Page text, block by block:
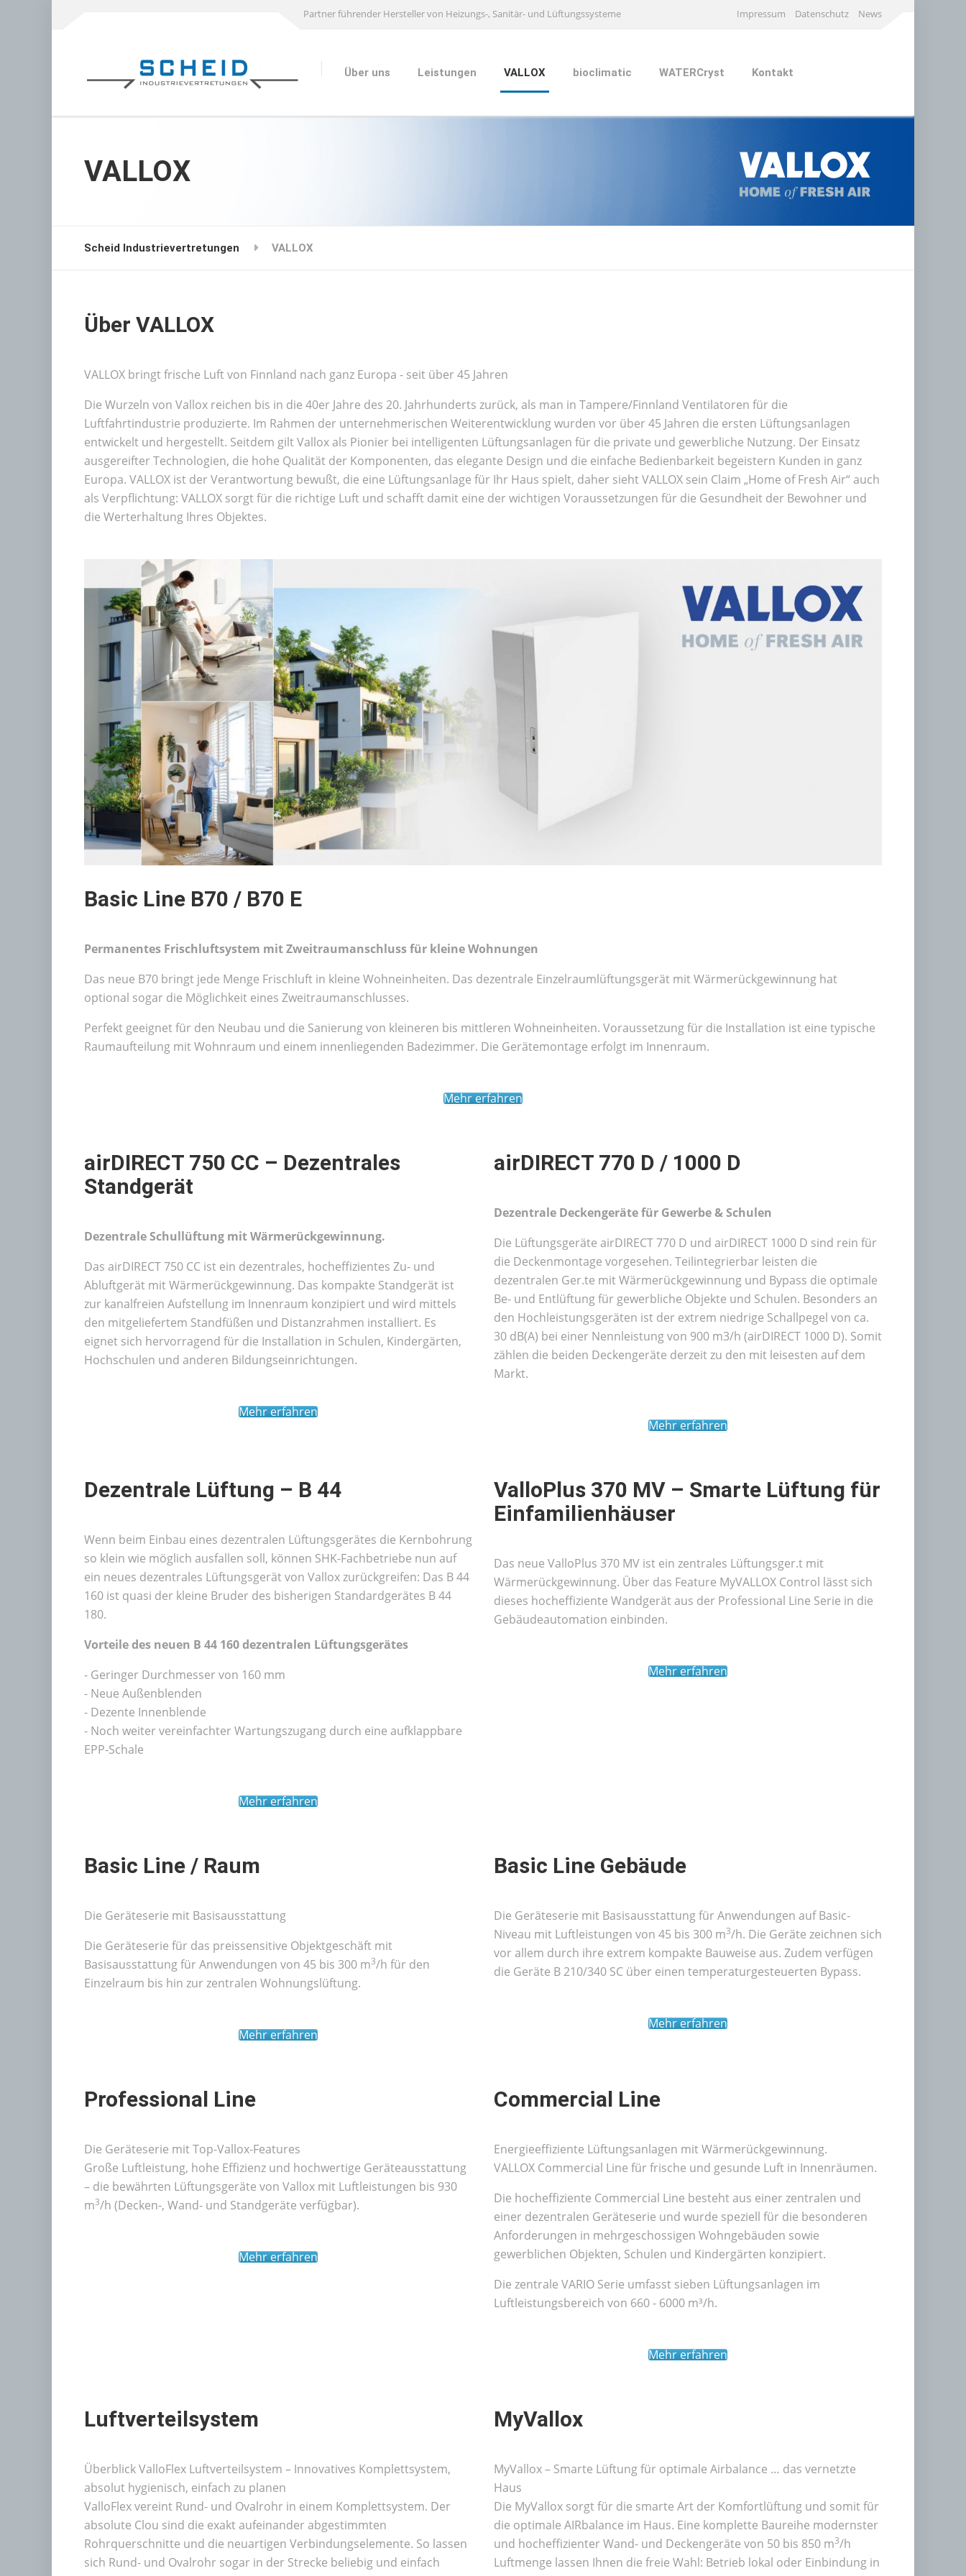
Partner führender Hersteller von Heizungs-, Sanitär- und Lüftungssysteme Impressum Datenschutz News
Über uns Leistungen VALLOX bioclimatic WATERCryst Kontakt
VALLOX
Scheid Industrievertretungen VALLOX
Über VALLOX
VALLOX bringt frische Luft von Finnland nach ganz Europa - seit über 45 Jahren
Die Wurzeln von Vallox reichen bis in die 40er Jahre des 20. Jahrhunderts zurück, als man in Tampere/Finnland Ventilatoren für die
Luftfahrtindustrie produzierte. Im Rahmen der unternehmerischen Weiterentwicklung wurden vor über 45 Jahren die ersten Lüftungsanlagen
entwickelt und hergestellt. Seitdem gilt Vallox als Pionier bei intelligenten Lüftungsanlagen für die private und gewerbliche Nutzung. Der Einsatz
ausgereifter Technologien, die hohe Qualität der Komponenten, das elegante Design und die einfache Bedienbarkeit begeistern Kunden in ganz
Europa. VALLOX ist der Verantwortung bewußt, die eine Lüftungsanlage für Ihr Haus spielt, daher sieht VALLOX sein Claim „Home of Fresh Air“ auch
als Verpflichtung: VALLOX sorgt für die richtige Luft und schafft damit eine der wichtigen Voraussetzungen für die Gesundheit der Bewohner und
die Werterhaltung Ihres Objektes.
Basic Line B70 / B70 E
Permanentes Frischluftsystem mit Zweitraumanschluss für kleine Wohnungen
Das neue B70 bringt jede Menge Frischluft in kleine Wohneinheiten. Das dezentrale Einzelraumlüftungsgerät mit Wärmerückgewinnung hat
optional sogar die Möglichkeit eines Zweitraumanschlusses.
Perfekt geeignet für den Neubau und die Sanierung von kleineren bis mittleren Wohneinheiten. Voraussetzung für die Installation ist eine typische
Raumaufteilung mit Wohnraum und einem innenliegenden Badezimmer. Die Gerätemontage erfolgt im Innenraum.
Mehr erfahren
airDIRECT 750 CC – Dezentrales
Standgerät
Dezentrale Schullüftung mit Wärmerückgewinnung.
Das airDIRECT 750 CC ist ein dezentrales, hocheffizientes Zu- und
Abluftgerät mit Wärmerückgewinnung. Das kompakte Standgerät ist
zur kanalfreien Aufstellung im Innenraum konzipiert und wird mittels
den mitgeliefertem Standfüßen und Distanzrahmen installiert. Es
eignet sich hervorragend für die Installation in Schulen, Kindergärten,
Hochschulen und anderen Bildungseinrichtungen.
Mehr erfahren
airDIRECT 770 D / 1000 D
Dezentrale Deckengeräte für Gewerbe & Schulen
Die Lüftungsgeräte airDIRECT 770 D und airDIRECT 1000 D sind rein für
die Deckenmontage vorgesehen. Teilintegrierbar leisten die
dezentralen Ger.te mit Wärmerückgewinnung und Bypass die optimale
Be- und Entlüftung für gewerbliche Objekte und Schulen. Besonders an
den Hochleistungsgeräten ist der extrem niedrige Schallpegel von ca.
30 dB(A) bei einer Nennleistung von 900 m3/h (airDIRECT 1000 D). Somit
zählen die beiden Deckengeräte derzeit zu den mit leisesten auf dem
Markt.
Mehr erfahren
Dezentrale Lüftung – B 44
Wenn beim Einbau eines dezentralen Lüftungsgerätes die Kernbohrung
so klein wie möglich ausfallen soll, können SHK-Fachbetriebe nun auf
ein neues dezentrales Lüftungsgerät von Vallox zurückgreifen: Das B 44
160 ist quasi der kleine Bruder des bisherigen Standardgerätes B 44
180.
Vorteile des neuen B 44 160 dezentralen Lüftungsgerätes
- Geringer Durchmesser von 160 mm
- Neue Außenblenden
- Dezente Innenblende
- Noch weiter vereinfachter Wartungszugang durch eine aufklappbare
EPP-Schale
Mehr erfahren
ValloPlus 370 MV – Smarte Lüftung für
Einfamilienhäuser
Das neue ValloPlus 370 MV ist ein zentrales Lüftungsger.t mit
Wärmerückgewinnung. Über das Feature MyVALLOX Control lässt sich
dieses hocheffiziente Wandgerät aus der Professional Line Serie in die
Gebäudeautomation einbinden.
Mehr erfahren
Basic Line / Raum
Die Geräteserie mit Basisausstattung
Die Geräteserie für das preissensitive Objektgeschäft mit
Basisausstattung für Anwendungen von 45 bis 300 m3/h für den
Einzelraum bis hin zur zentralen Wohnungslüftung.
Mehr erfahren
Basic Line Gebäude
Die Geräteserie mit Basisausstattung für Anwendungen auf Basic-
Niveau mit Luftleistungen von 45 bis 300 m3/h. Die Geräte zeichnen sich
vor allem durch ihre extrem kompakte Bauweise aus. Zudem verfügen
die Geräte B 210/340 SC über einen temperaturgesteuerten Bypass.
Mehr erfahren
Professional Line
Die Geräteserie mit Top-Vallox-Features
Große Luftleistung, hohe Effizienz und hochwertige Geräteausstattung
– die bewährten Lüftungsgeräte von Vallox mit Luftleistungen bis 930
m3/h (Decken-, Wand- und Standgeräte verfügbar).
Mehr erfahren
Commercial Line
Energieeffiziente Lüftungsanlagen mit Wärmerückgewinnung.
VALLOX Commercial Line für frische und gesunde Luft in Innenräumen.
Die hocheffiziente Commercial Line besteht aus einer zentralen und
einer dezentralen Geräteserie und wurde speziell für die besonderen
Anforderungen in mehrgeschossigen Wohngebäuden sowie
gewerblichen Objekten, Schulen und Kindergärten konzipiert.
Die zentrale VARIO Serie umfasst sieben Lüftungsanlagen im
Luftleistungsbereich von 660 - 6000 m³/h.
Mehr erfahren
Luftverteilsystem
Überblick ValloFlex Luftverteilsystem – Innovatives Komplettsystem,
absolut hygienisch, einfach zu planen
ValloFlex vereint Rund- und Ovalrohr in einem Komplettsystem. Der
absolute Clou sind die exakt aufeinander abgestimmten
Rohrquerschnitte und die neuartigen Verbindungselemente. So lassen
sich Rund- und Ovalrohr sogar in der Strecke beliebig und einfach
MyVallox
MyVallox – Smarte Lüftung für optimale Airbalance … das vernetzte
Haus
Die MyVallox sorgt für die smarte Art der Komfortlüftung und somit für
die optimale AIRbalance im Haus. Eine komplette Baureihe modernster
und hocheffizienter Wand- und Deckengeräte von 50 bis 850 m3/h
Luftmenge lassen Ihnen die freie Wahl: Betrieb lokal oder Einbindung in